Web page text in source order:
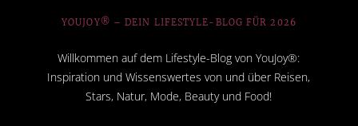
YOUJOY® – DEIN LIFESTYLE-BLOG FÜR 2026
Willkommen auf dem Lifestyle-Blog von YouJoy®:
Inspiration und Wissenswertes von und über Reisen,
Stars, Natur, Mode, Beauty und Food!